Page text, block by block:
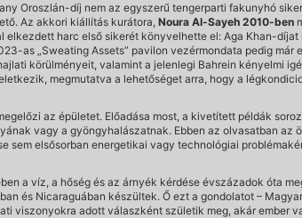
Oroszlán-díj nem az egyszerű tengerparti fakunyhó
Az akkori kiállítás kurátora, Noura Al-Sayeh 2010-ben
elkezdett harc első sikerét könyvelhette el: Aga Khan-díjat
as „Sweating Assets” pavilon vezérmondata pedig már
körülményeit, valamint a jelenlegi Bahrein kényelmi
megmutatva a lehetőséget arra, hogy a
az épületet. Előadása most, a kivetített példák
vagy a gyöngyhalászatnak. Ebben az olvasatban az
sem elsősorban energetikai vagy technológiai
a víz, a hőség és az árnyék kérdése évszázadok óta
és Nicaraguában készültek. Ő ezt a gondolatot –
viszonyokra adott válaszként születik meg, akár ember